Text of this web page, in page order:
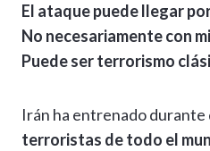
El ataque puede llegar
No necesariamente con
Puede ser terrorismo
Irán ha entrenado durante
terroristas de todo el